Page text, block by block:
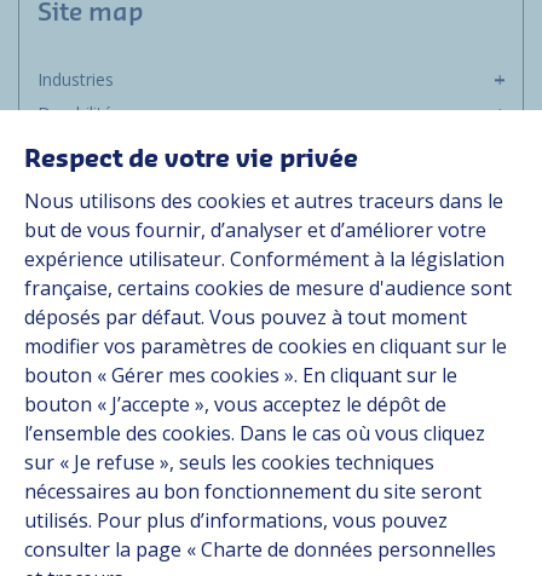
Site map
Industries
Durabilité
Média
Groupe
Fournisseurs
Documentation
Contact
Follow us
LinkedIn
Instagram
Respect de votre vie privée
Nous utilisons des cookies et autres traceurs dans le
but de vous fournir, d’analyser et d’améliorer votre
expérience utilisateur. Conformément à la législation
française, certains cookies de mesure d'audience sont
déposés par défaut. Vous pouvez à tout moment
modifier vos paramètres de cookies en cliquant sur le
bouton « Gérer mes cookies ». En cliquant sur le
bouton « J’accepte », vous acceptez le dépôt de
l’ensemble des cookies. Dans le cas où vous cliquez
sur « Je refuse », seuls les cookies techniques
nécessaires au bon fonctionnement du site seront
utilisés. Pour plus d’informations, vous pouvez
consulter la page « Charte de données personnelles